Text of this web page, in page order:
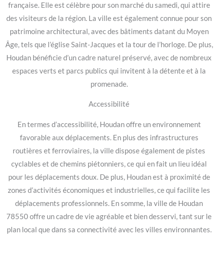
française. Elle est célèbre pour son marché du samedi, qui attire
des visiteurs de la région. La ville est également connue pour son
patrimoine architectural, avec des bâtiments datant du Moyen
Âge, tels que l’église Saint-Jacques et la tour de l’horloge. De plus,
Houdan bénéficie d’un cadre naturel préservé, avec de nombreux
espaces verts et parcs publics qui invitent à la détente et à la
promenade.
Accessibilité
En termes d’accessibilité, Houdan offre un environnement
favorable aux déplacements. En plus des infrastructures
routières et ferroviaires, la ville dispose également de pistes
cyclables et de chemins piétonniers, ce qui en fait un lieu idéal
pour les déplacements doux. De plus, Houdan est à proximité de
zones d’activités économiques et industrielles, ce qui facilite les
déplacements professionnels. En somme, la ville de Houdan
78550 offre un cadre de vie agréable et bien desservi, tant sur le
plan local que dans sa connectivité avec les villes environnantes.